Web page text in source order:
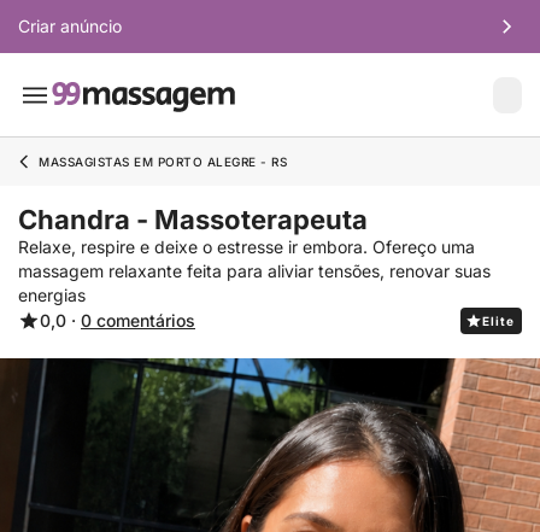
Criar anúncio
MASSAGISTAS EM PORTO ALEGRE - RS
Chandra - Massoterapeuta
Relaxe, respire e deixe o estresse ir embora. Ofereço uma
massagem relaxante feita para aliviar tensões, renovar suas
energias
0,0 · 0 comentários Elite